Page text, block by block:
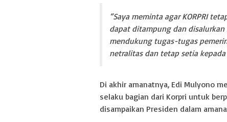
“Saya meminta agar KORPRI
dapat ditampung dan
mendukung tugas-tugas
netralitas dan tetap setia
Di akhir amanatnya, Edi Mulyono
selaku bagian dari Korpri untuk
disampaikan Presiden dalam